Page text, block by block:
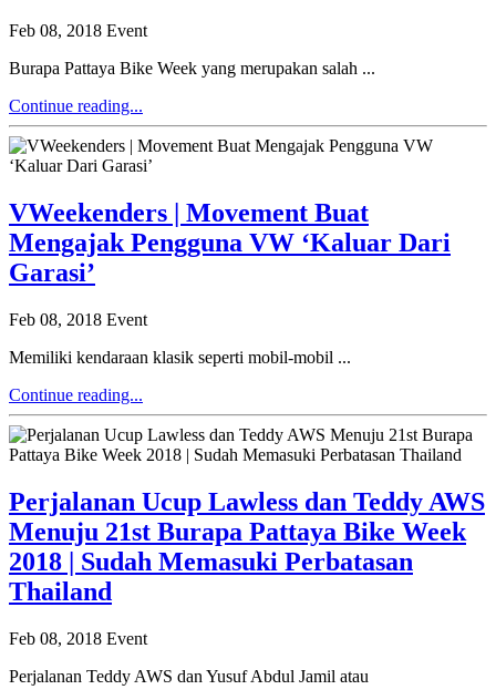
Feb 08, 2018 Event
Burapa Pattaya Bike Week yang merupakan salah ...
Continue reading...
VWeekenders | Movement Buat
Mengajak Pengguna VW ‘Kaluar Dari
Garasi’
Feb 08, 2018 Event
Memiliki kendaraan klasik seperti mobil-mobil ...
Continue reading...
Perjalanan Ucup Lawless dan Teddy AWS
Menuju 21st Burapa Pattaya Bike Week
2018 | Sudah Memasuki Perbatasan
Thailand
Feb 08, 2018 Event
Perjalanan Teddy AWS dan Yusuf Abdul Jamil atau